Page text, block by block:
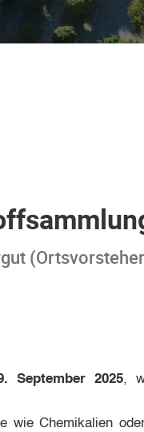
September 2025,
wie Chemikalien